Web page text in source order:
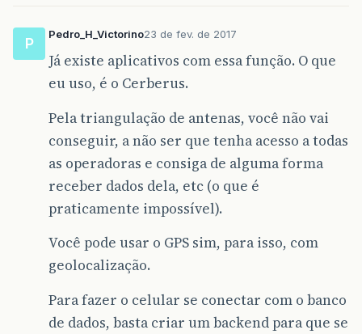
P
Pedro_H_Victorino23 de fev. de 2017
Já existe aplicativos com essa função. O que
eu uso, é o Cerberus.
Pela triangulação de antenas, você não vai
conseguir, a não ser que tenha acesso a todas
as operadoras e consiga de alguma forma
receber dados dela, etc (o que é
praticamente impossível).
Você pode usar o GPS sim, para isso, com
geolocalização.
Para fazer o celular se conectar com o banco
de dados, basta criar um backend para que se